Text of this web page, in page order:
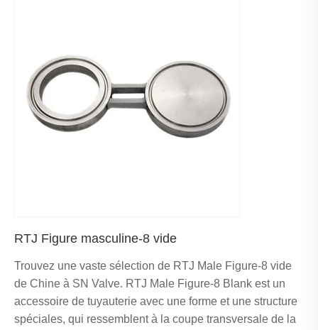
RTJ Figure masculine-8 vide
Trouvez une vaste sélection de RTJ Male Figure-8 vide
de Chine à SN Valve. RTJ Male Figure-8 Blank est un
accessoire de tuyauterie avec une forme et une structure
spéciales, qui ressemblent à la coupe transversale de la